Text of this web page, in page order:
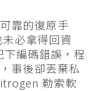
靠的復原手
必拿得回資
編碼錯誤，程
事後卻丟棄私
勒索軟